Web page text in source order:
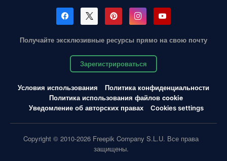
Получайте эксклюзивные ресурсы прямо на свою почту
Зарегистрироваться
Условия использования
Политика конфиденциальности
Политика использования файлов cookie
Уведомление об авторских правах
Cookies settings
Copyright © 2010-2026 Freepik Company S.L.U. Все права
защищены.